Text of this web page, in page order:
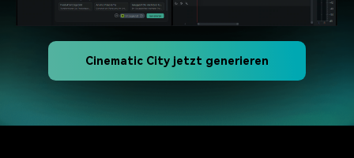
Cinematic City jetzt generieren